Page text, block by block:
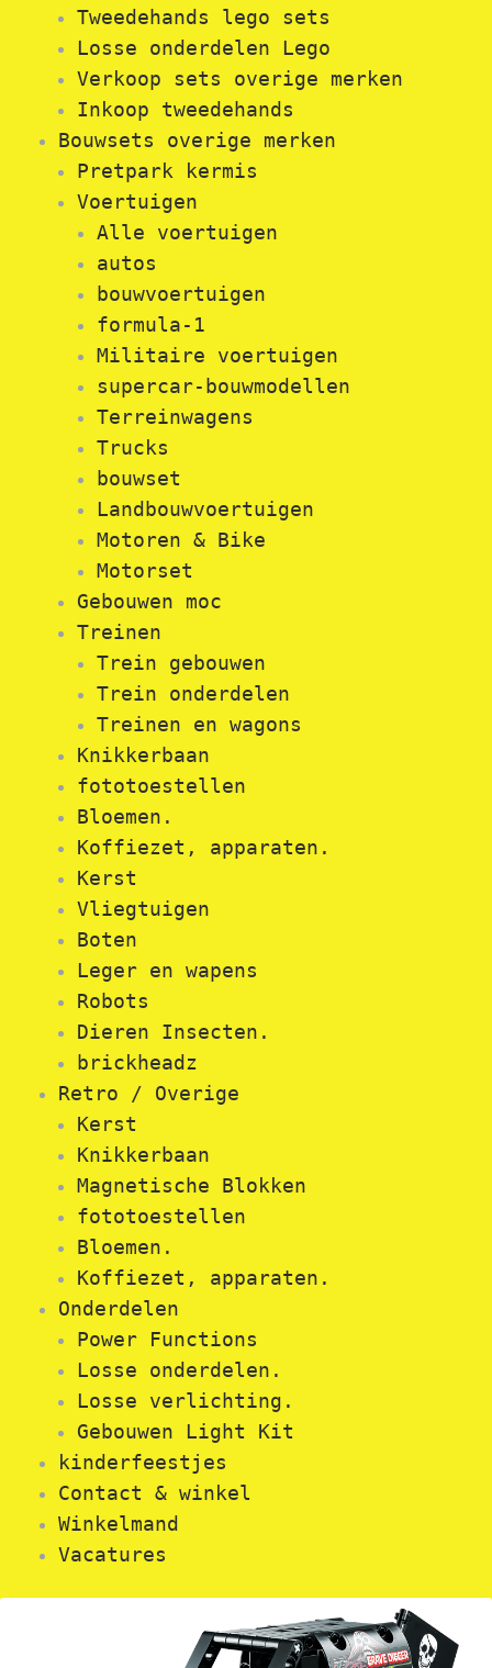
Tweedehands lego sets
Losse onderdelen Lego
Verkoop sets overige merken
Inkoop tweedehands
Bouwsets overige merken
Pretpark kermis
Voertuigen
Alle voertuigen
autos
bouwvoertuigen
formula-1
Militaire voertuigen
supercar-bouwmodellen
Terreinwagens
Trucks
bouwset
Landbouwvoertuigen
Motoren & Bike
Motorset
Gebouwen moc
Treinen
Trein gebouwen
Trein onderdelen
Treinen en wagons
Knikkerbaan
fototoestellen
Bloemen.
Koffiezet, apparaten.
Kerst
Vliegtuigen
Boten
Leger en wapens
Robots
Dieren Insecten.
brickheadz
Retro / Overige
Kerst
Knikkerbaan
Magnetische Blokken
fototoestellen
Bloemen.
Koffiezet, apparaten.
Onderdelen
Power Functions
Losse onderdelen.
Losse verlichting.
Gebouwen Light Kit
kinderfeestjes
Contact & winkel
Winkelmand
Vacatures